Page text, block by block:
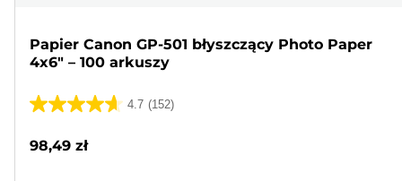
Papier Canon GP-501 błyszczący Photo Paper
4x6" – 100 arkuszy
4.7 (152)
4.7
5
98,49 zł